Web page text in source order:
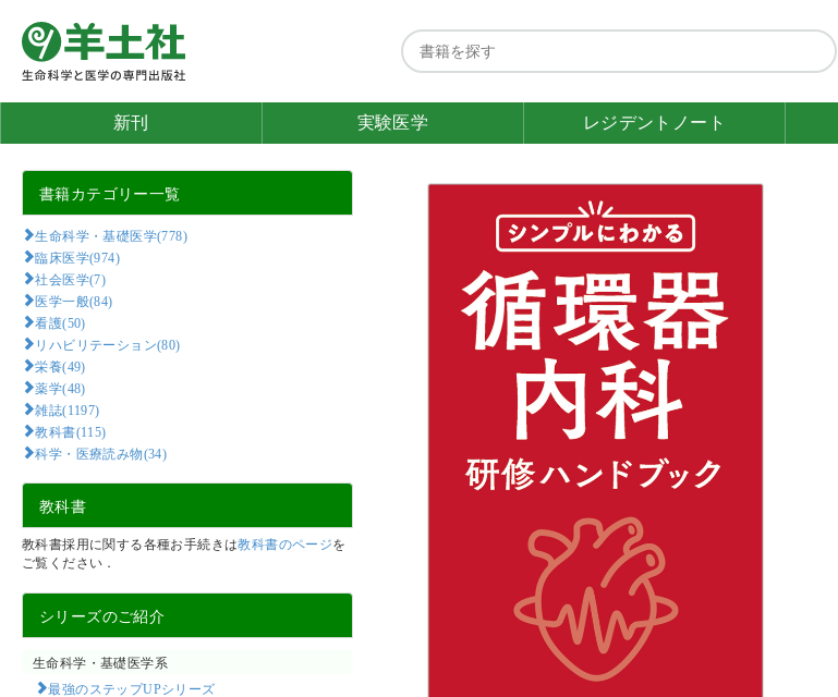
新刊 実験医学 レジデント ノート
書籍カテゴリー一覧
生命科学・基礎医学(778)
臨床医学(974)
社会医学(7)
医学一般(84)
看護(50)
リハビリテーション(80)
栄養(49)
薬学(48)
雑誌(1197)
教科書(115)
科学・医療読み物(34)
教科書
教科書採用に関する各種お手続きは教科書のページを
ご覧ください．
シリーズのご紹介
生命科学・基礎医学系
最強のステップUPシリーズ